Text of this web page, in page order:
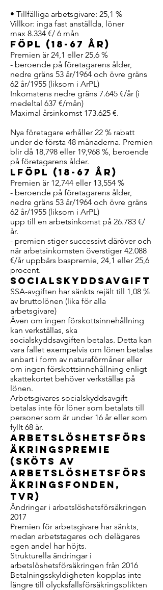
• Tillfälliga arbetsgivare: 25,1 %
Villkor: inga fast anställda, löner
max 8.334 €/ 6 mån
FöPL (18-67 år)
Premien är 24,1 eller 25,6 %
- beroende på företagarens ålder,
nedre gräns 53 år/1964 och övre gräns
62 år/1955 (liksom i ArPL)
Inkomstens nedre gräns 7.645 €/år (i
medeltal 637 €/mån)
Maximal årsinkomst 173.625 €.
Nya företagare erhåller 22 % rabatt
under de första 48 månaderna. Premien
blir då 18,798 eller 19,968 %, beroende
på företagarens ålder.
LFöPL (18-67 år)
Premien är 12,744 eller 13,554 %
- beroende på företagarens ålder,
nedre gräns 53 år/1964 och övre gräns
62 år/1955 (liksom i ArPL)
upp till en arbetsinkomst på 26.783 €/
år.
- premien stiger successivt däröver och
när arbetsinkomsten överstiger 42.088
€/år uppbärs baspremie, 24,1 eller 25,6
procent.
Socialskyddsavgift
SSA-avgiften har sänkts rejält till 1,08 %
av bruttolönen (lika för alla
arbetsgivare)
Även om ingen förskottsinnehållning
kan verkställas, ska
socialskyddsavgiften betalas. Detta kan
vara fallet exempelvis om lönen betalas
enbart i form av naturaförmåner eller
om ingen förskottsinnehållning enligt
skattekortet behöver verkställas på
lönen.
Arbetsgivares socialskyddsavgift
betalas inte för löner som betalats till
personer som är under 16 år eller som
fyllt 68 år.
Arbetslöshetsförs
äkringspremie
(sköts av
arbetslöshetsförs
äkringsfonden,
TVR)
Ändringar i arbetslöshetsförsäkringen
2017
Premien för arbetsgivare har sänkts,
medan arbetstagares och delägares
egen andel har höjts.
Strukturella ändringar i
arbetslöshetsförsäkringen från 2016
Betalningsskyldigheten kopplas inte
längre till olycksfallsförsäkringsplikten